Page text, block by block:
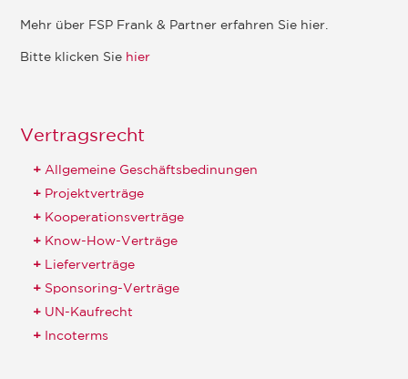
Mehr über FSP Frank & Partner erfahren Sie hier.
Bitte klicken Sie hier
Vertragsrecht
Allgemeine Geschäftsbedinungen
Projektverträge
Kooperationsverträge
Know-How-Verträge
Lieferverträge
Sponsoring-Verträge
UN-Kaufrecht
Incoterms